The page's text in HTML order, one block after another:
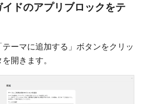
ドのアプリブロックをテ
ーマに追加する」ボタンをクリッ
開きます。